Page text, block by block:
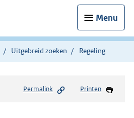
Menu
Uitgebreid zoeken Regeling
Permalink Printen